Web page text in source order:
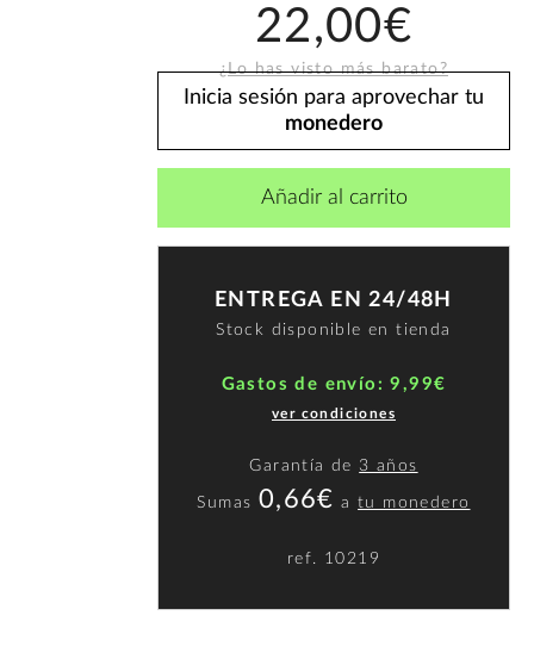
22,00€
¿Lo has visto más barato?
Inicia sesión para aprovechar tu
monedero
Añadir al carrito
ENTREGA EN 24/48H
Stock disponible en tienda
Gastos de envío: 9,99€
ver condiciones
Garantía de 3 años
Sumas 0,66€ atu monedero
ref. 10219